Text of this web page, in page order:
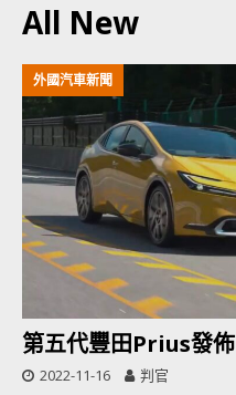
All New
外國汽車新聞
第五代豐田Prius發佈
2022-11-16 判官